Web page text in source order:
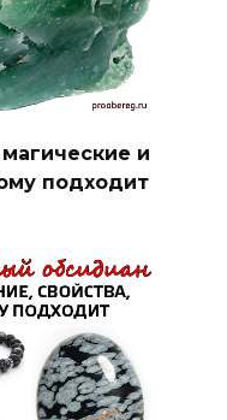
и
подходит